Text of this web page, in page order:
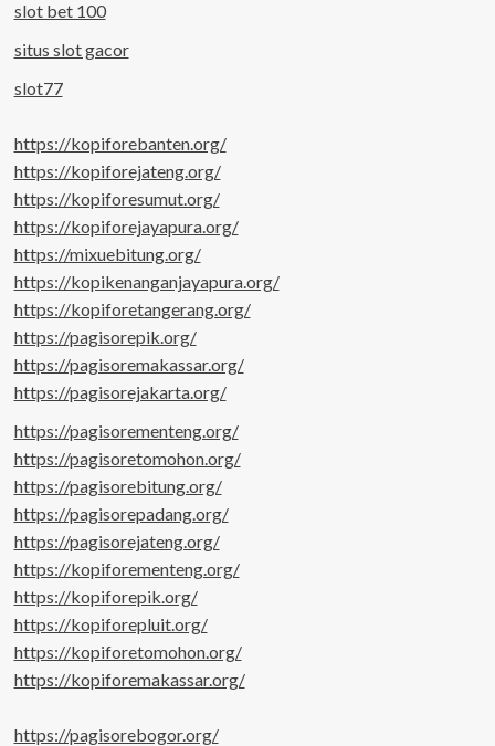
slot bet 100
situs slot gacor
slot77
https://kopiforebanten.org/
https://kopiforejateng.org/
https://kopiforesumut.org/
https://kopiforejayapura.org/
https://mixuebitung.org/
https://kopikenanganjayapura.org/
https://kopiforetangerang.org/
https://pagisorepik.org/
https://pagisoremakassar.org/
https://pagisorejakarta.org/
https://pagisorementeng.org/
https://pagisoretomohon.org/
https://pagisorebitung.org/
https://pagisorepadang.org/
https://pagisorejateng.org/
https://kopiforementeng.org/
https://kopiforepik.org/
https://kopiforepluit.org/
https://kopiforetomohon.org/
https://kopiforemakassar.org/
https://pagisorebogor.org/